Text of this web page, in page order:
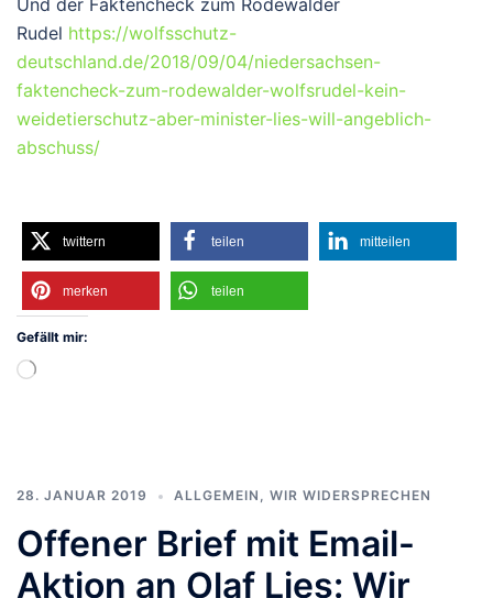
Und der Faktencheck zum Rodewalder
Rudel https://wolfsschutz-
deutschland.de/2018/09/04/niedersachsen-
faktencheck-zum-rodewalder-wolfsrudel-kein-
weidetierschutz-aber-minister-lies-will-angeblich-
abschuss/
twittern teilen mitteilen
merken teilen
Gefällt mir:
Wird
28. JANUAR 2019 ALLGEMEIN , WIR WIDERSPRECHEN
Offener Brief mit Email-
Aktion an Olaf Lies: Wir